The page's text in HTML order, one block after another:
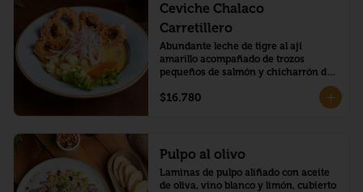
Ceviche Chalaco
Carretillero
Abundante leche de tigre al ají
amarillo acompañado de trozos
pequeños de salmón y chicharrón de
$16.780
Pulpo al olivo
Laminas de pulpo aliñado con aceite
de oliva, vino blanco y limón, cubierto